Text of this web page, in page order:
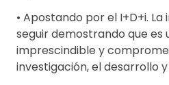
• Apostando por el I+D+i.
seguir demostrando que es
imprescindible y
investigación, el desarrollo